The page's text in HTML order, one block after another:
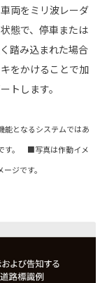
両をミリ波レーダ
態で、停車または
踏み込まれた場合
をかけることで加
トします。
となるシステムではあ
す。 ■写真は作動イメ
ジです。